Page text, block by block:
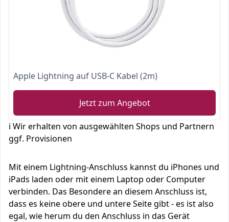
Apple Lightning auf USB-C Kabel (2m)
Jetzt zum Angebot
ℹ️ Wir erhalten von ausgewählten Shops und Partnern
ggf. Provisionen
Mit einem Lightning-Anschluss kannst du iPhones und
iPads laden oder mit einem Laptop oder Computer
verbinden. Das Besondere an diesem Anschluss ist,
dass es keine obere und untere Seite gibt - es ist also
egal, wie herum du den Anschluss in das Gerät